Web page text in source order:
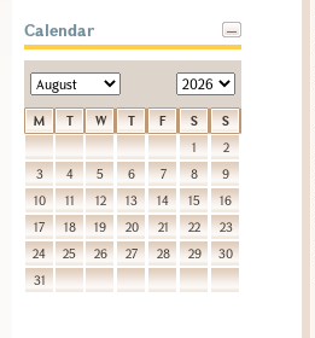
Calendar
M T W T F S
S
1
2
3
4 5 6 7 8
9
10
11 12 13 14 15
16
17
18 19 20 21 22
23
24
25 26 27 28 29
30
31